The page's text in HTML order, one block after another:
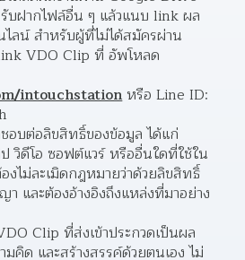
บฝากไฟล์อื่น ๆ แล้วแนบ link ผล
ลน์ สําหรับผู้ที่ไม่ได้สมัครผ่าน
VDO Clip ที่ อัพโหลด
intouchstation หรือ Line ID:
อบต่อลิขสิทธิ์ของข้อมูล ได้แก่
วิดีโอ ซอฟต์แวร์ หรืออื่นใดที่ใช้ใน
งไม่ละเมิดกฎหมายว่าด้วยลิขสิทธิ์
และต้องอ้างอิงถึงแหล่งที่มาอย่าง
Clip ที่ส่งเข้าประกวดเป็นผล
คิด และสร้างสรรค์ด้วยตนเอง ไม่